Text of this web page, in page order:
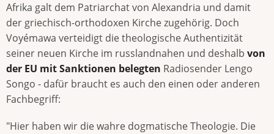
Afrika galt dem Patriarchat von Alexandria und damit
der griechisch-orthodoxen Kirche zugehörig. Doch
Voyémawa verteidigt die theologische Authentizität
seiner neuen Kirche im russlandnahen und deshalb von
der EU mit Sanktionen belegten Radiosender Lengo
Songo - dafür braucht es auch den einen oder anderen
Fachbegriff:
"Hier haben wir die wahre dogmatische Theologie. Die